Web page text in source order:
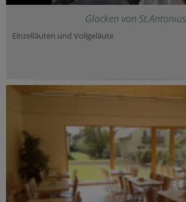
Glocken von St.Antonius
Einzelläuten und Vollgeläute